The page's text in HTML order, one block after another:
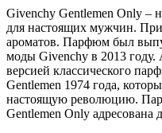
Givenchy Gentlemen Only –
для настоящих мужчин.
ароматов. Парфюм был
моды Givenchy в 2013 году.
версией классического
Gentlemen 1974 года,
настоящую революцию.
Gentlemen Only